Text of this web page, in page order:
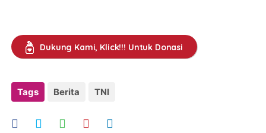
Dukung Kami, Klick!!! Untuk Donasi
Tags Berita TNI